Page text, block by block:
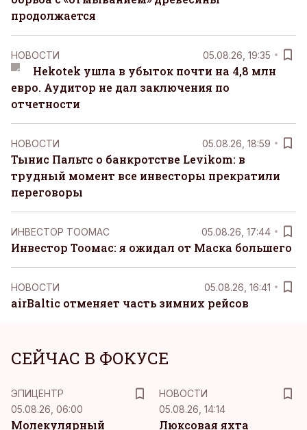
продолжается
НОВОСТИ 05.08.26, 19:35
Hekotek ушла в убыток почти на 4,8 млн
евро. Аудитор не дал заключения по
отчетности
НОВОСТИ 05.08.26, 18:59
Тынис Пальтс о банкротстве Levikom: в
трудный момент все инвесторы прекратили
переговоры
ИНВЕСТОР ТООМАС 05.08.26, 17:44
Инвестор Тоомас: я ожидал от Маска большего
НОВОСТИ 05.08.26, 16:41
airBaltic отменяет часть зимних рейсов
СЕЙЧАС В ФОКУСЕ
ЭПИЦЕНТР
05.08.26, 06:00
Молекулярный
НОВОСТИ
05.08.26, 14:14
Люксовая яхта